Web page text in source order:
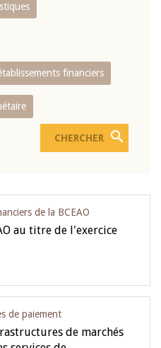
financiers
de la BCEAO
au titre de l'exercice
de paiement
de marchés